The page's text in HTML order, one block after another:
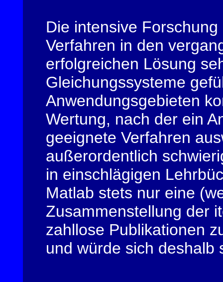
Die intensive
Verfahren in den
erfolgreichen Lösung
Gleichungssysteme
Anwendungsgebieten
Wertung, nach der ein
geeignete Verfahren
außerordentlich
in einschlägigen
Matlab stets nur eine
Zusammenstellung der
zahllose Publikationen
und würde sich deshalb